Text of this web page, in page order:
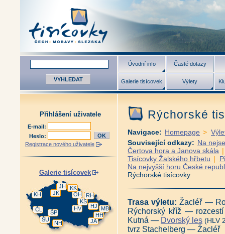
Úvodní info Časté dotazy
Galerie tisícovek Výlety
Přihlášení uživatele
E-mail:
Heslo:
Registrace nového uživatele
Galerie tisícovek
JA
HH
MB
HJ
HV
NH
KS
RH
ŠP
ŠU
OH
JK
KK
ČL
JH
KH
Rýchorské
Navigace: Homepage >
Související odkazy: Na
Čertova hora a Janova skála
Tisícovky Žalského hřbetu |
Na nejvyšší horu České
Rýchorské tisícovky
Trasa výletu: Žacléř —
Rýchorský kříž —
Kutná — Dvorský les (HLV
tvrz Stachelberg — Žacléř